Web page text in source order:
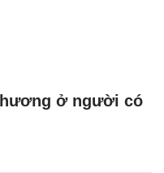
ở người có